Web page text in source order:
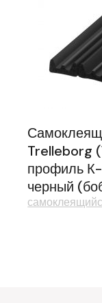
Trelleborg
профиль
черный